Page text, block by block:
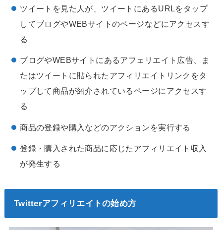
ツイートを見た人が、ツイートにあるURLをタップ
してブログやWEBサイトのページなどにアクセスす
る
ブログやWEBサイトにあるアフェリエイト広告、ま
たはツイートに貼られたアフィリエイトリンクをタ
ップして商品が紹介されているページにアクセスす
る
商品の登録や購入などのアクションを実行する
登録・購入された商品に応じたアフィリエイト収入
が発生する
Twitterアフィリエイトの始め方